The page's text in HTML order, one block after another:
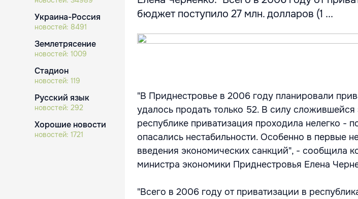
Украина-Россия
новостей: 8491
Землетрясение
новостей: 1009
Стадион
новостей: 119
Русский язык
новостей: 292
Хорошие новости
новостей: 1721
бюджет поступило 27 млн. долларов (1 ...
"В Приднестровье в 2006 году планировали
удалось продать только 52. В силу
республике приватизация проходила нелегко -
опасались нестабильности. Особенно в первые
введения экономических санкций", - сообщила
министра экономики Приднестровья Елена
"Всего в 2006 году от приватизации в